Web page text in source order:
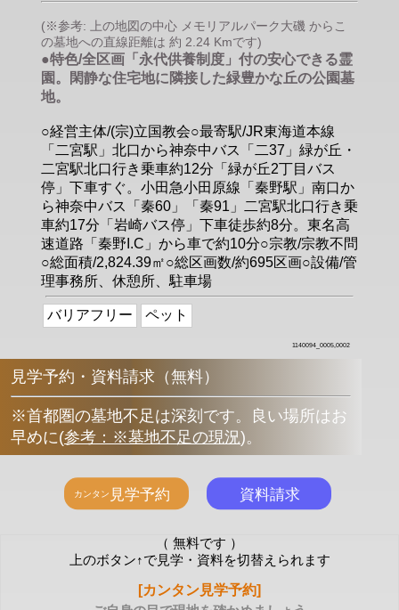
(※参考: 上の地図の中心 メモリアルパーク大磯 からこ
の墓地への直線距離は 約 2.24 Kmです)
●特色/全区画「永代供養制度」付の安心できる霊
園。閑静な住宅地に隣接した緑豊かな丘の公園墓
地。
○経営主体/(宗)立国教会○最寄駅/JR東海道本線
「二宮駅」北口から神奈中バス「二37」緑が丘・
二宮駅北口行き乗車約12分「緑が丘2丁目バス
停」下車すぐ。小田急小田原線「秦野駅」南口か
ら神奈中バス「秦60」「秦91」二宮駅北口行き乗
車約17分「岩崎バス停」下車徒歩約8分。東名高
速道路「秦野I.C」から車で約10分○宗教/宗教不問
○総面積/2,824.39㎡○総区画数/約695区画○設備/管
理事務所、休憩所、駐車場
バリアフリー ペット
1140094_0005,0002
見学予約・資料請求（無料）
※首都圏の墓地不足は深刻です。良い場所はお
早めに(参考：※墓地不足の現況)。
（ 無料です ）
上のボタン↑で見学・資料を切替えられます
[カンタン見学予約]